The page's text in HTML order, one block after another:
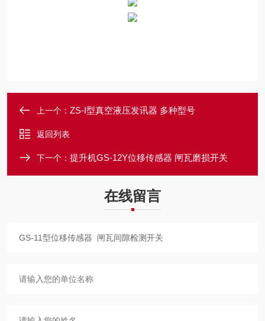
上一个： ZS-I型真空液压发讯器 多种型号
返回列表
下一个： 提升机GS-12Y位移传感器 闸瓦磨损开关
在线留言